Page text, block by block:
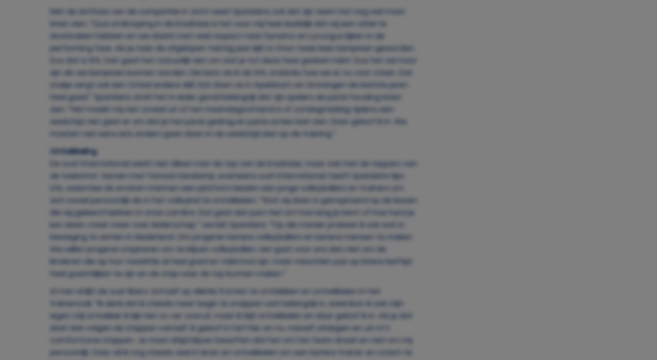
Met de slotfase van de competitie in zicht weet Sparidans ook dat zijn team het nog wel moet
laten zien. “Qua ontknoping in de Eredivisie is het voor mij heel duidelijk dat wij een cirkel te
doorbreken hebben en we daarin met veel respect naar Dynamo en Lycurgus kijken in de
performing fase. Als je naar de afgelopen twintig jaar kijkt is Orion twee keer kampioen geworden.
Dus dat is 10%. Dan gaat het natuurlijk niet om wat je tot deze fase gedaan hebt. Dus het zal mooi
zijn als we kampioen kunnen worden. Die kans zie ik als 10%, ondanks hoe we er nu voor staan. Dat
stukje vergt ook een totaal andere skill. Dat doen ze in Apeldoorn en Groningen de laatste jaren
heel goed.” Sparidans vindt het in ieder geval belangrijk dat zijn spelers de juiste houding laten
zien. “Het maakt mij niet zoveel uit of het maandagochtend is of zondagmiddag tijdens een
wedstrijd. Het gaat er om dat je het juiste gedrag en juiste acties laat zien. Daar geloof ik in. We
moeten niet eens iets anders gaan doen in de wedstrijd dan op de training.”
Ontwikkeling
De oud-international werkt niet alleen met de top van de Eredivisie, maar ook met de toppers van
de toekomst. Samen met Yannick Harskamp, eveneens oud-international, heeft Sparidans Njoi
Life, waarmee de ervaren mannen een platform bieden aan jonge volleyballers en trainers om
zich zowel persoonlijk als in het volleybal te ontwikkelen. “Wat wij doen is geïnspireerd op de lessen
die wij geleerd hebben in onze carrière. Dat gaat dan juist niet om hoe lang je bent of hoe hard je
kan slaan, maar meer over leiderschap,” vertelt Sparidans. “Op die manier probeer ik ook wat in
beweging te zetten in Nederland. Om jongeren betere volleyballers en betere mensen te maken.
We willen jongeren inspireren om te blijven volleyballen. Het gaat voor ons dan niet om de
kinderen die op hun twaalfde al heel goed en talentvol zijn, maar misschien pas op latere leeftijd
heel goed blijken te zijn en de stap naar de top kunnen maken.”
Al met al lijkt de oud-libero zichzelf op allerlei fronten te ontdekken en ontwikkelen in het
trainersvak. “Ik denk dat ik steeds meer begin te snappen wat belangrijk is, waardoor ik ook mijn
eigen stijl ontwikkel. Ik kijk niet zo ver vooruit, maar ik blijf ontwikkelen en daar geloof ik in. Als je dat
doet dan volgen de stappen vanzelf. Ik geloof in het hier en nu, mezelf uitdagen en uit m’n
comfortzone stappen. Je moet altijd blijven beseffen dat het om het team draait en niet om mij
persoonlijk. Daar wil ik nog steeds veel in leren en ontwikkelen om een betere trainer en coach te